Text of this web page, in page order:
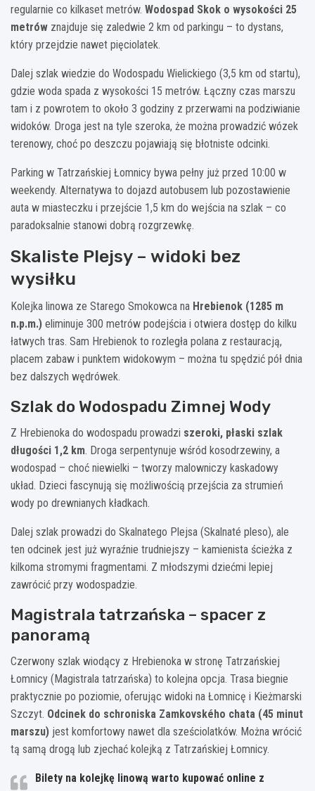
regularnie co kilkaset metrów. Wodospad Skok o wysokości 25
metrów znajduje się zaledwie 2 km od parkingu – to dystans,
który przejdzie nawet pięciolatek.
Dalej szlak wiedzie do Wodospadu Wielickiego (3,5 km od startu),
gdzie woda spada z wysokości 15 metrów. Łączny czas marszu
tam i z powrotem to około 3 godziny z przerwami na podziwianie
widoków. Droga jest na tyle szeroka, że można prowadzić wózek
terenowy, choć po deszczu pojawiają się błotniste odcinki.
Parking w Tatrzańskiej Łomnicy bywa pełny już przed 10:00 w
weekendy. Alternatywa to dojazd autobusem lub pozostawienie
auta w miasteczku i przejście 1,5 km do wejścia na szlak – co
paradoksalnie stanowi dobrą rozgrzewkę.
Skaliste Plejsy – widoki bez
wysiłku
Kolejka linowa ze Starego Smokowca na Hrebienok (1285 m
n.p.m.) eliminuje 300 metrów podejścia i otwiera dostęp do kilku
łatwych tras. Sam Hrebienok to rozległa polana z restauracją,
placem zabaw i punktem widokowym – można tu spędzić pół dnia
bez dalszych wędrówek.
Szlak do Wodospadu Zimnej Wody
Z Hrebienoka do wodospadu prowadzi szeroki, płaski szlak
długości 1,2 km. Droga serpentynuje wśród kosodrzewiny, a
wodospad – choć niewielki – tworzy malowniczy kaskadowy
układ. Dzieci fascynują się możliwością przejścia za strumień
wody po drewnianych kładkach.
Dalej szlak prowadzi do Skalnatego Plejsa (Skalnaté pleso), ale
ten odcinek jest już wyraźnie trudniejszy – kamienista ścieżka z
kilkoma stromymi fragmentami. Z młodszymi dziećmi lepiej
zawrócić przy wodospadzie.
Magistrala tatrzańska – spacer z
panoramą
Czerwony szlak wiodący z Hrebienoka w stronę Tatrzańskiej
Łomnicy (Magistrala tatrzańska) to kolejna opcja. Trasa biegnie
praktycznie po poziomie, oferując widoki na Łomnicę i Kieżmarski
Szczyt. Odcinek do schroniska Zamkovského chata (45 minut
marszu) jest komfortowy nawet dla sześciolatków. Można wrócić
tą samą drogą lub zjechać kolejką z Tatrzańskiej Łomnicy.
Bilety na kolejkę linową warto kupować online z